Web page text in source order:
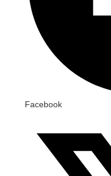
Facebook